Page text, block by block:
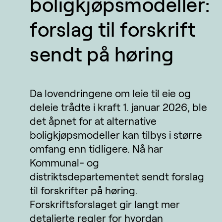
boligkjøpsmodeller:
forslag til forskrift
sendt på høring
Da lovendringene om leie til eie og
deleie trådte i kraft 1. januar 2026, ble
det åpnet for at alternative
boligkjøpsmodeller kan tilbys i større
omfang enn tidligere. Nå har
Kommunal- og
distriktsdepartementet sendt forslag
til forskrifter på høring.
Forskriftsforslaget gir langt mer
detaljerte regler for hvordan